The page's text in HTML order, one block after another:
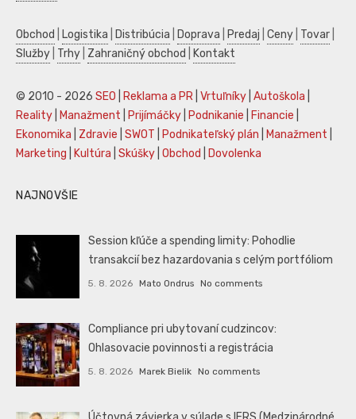
Obchod Logistika Distribúcia Doprava Predaj Ceny Tovar
Služby Trhy Zahraničný obchod Kontakt
© 2010 - 2026 SEO Reklama a PR Vrtuľníky Autoškola
Reality
Manažment Prijímáčky Podnikanie Financie
Ekonomika
Zdravie SWOT Podnikateľský plán Manažment
Marketing
Kultúra Skúšky Obchod Dovolenka
NAJNOVŠIE
Session kľúče a spending limity: Pohodlie
transakcií bez hazardovania s celým portfóliom
5. 8. 2026 Mato Ondrus No comments
Compliance pri ubytovaní cudzincov:
Ohlasovacie povinnosti a registrácia
5. 8. 2026 Marek Bielik No comments